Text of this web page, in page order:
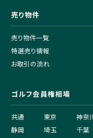
売り物件
売り物件一覧
特選売り情報
お取引の流れ
ゴルフ会員権相場
共通 東京
神奈
静岡
埼玉 千葉